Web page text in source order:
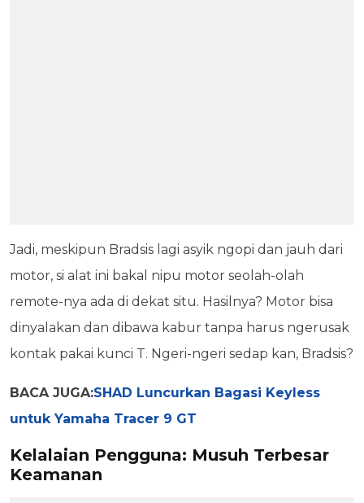
Jadi, meskipun Bradsis lagi asyik ngopi dan jauh dari
motor, si alat ini bakal nipu motor seolah-olah
remote-nya ada di dekat situ. Hasilnya? Motor bisa
dinyalakan dan dibawa kabur tanpa harus ngerusak
kontak pakai kunci T. Ngeri-ngeri sedap kan, Bradsis?
BACA JUGA:SHAD Luncurkan Bagasi Keyless
untuk Yamaha Tracer 9 GT
Kelalaian Pengguna: Musuh Terbesar
Keamanan